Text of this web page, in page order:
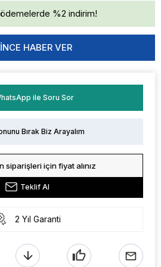
%2 indirim!
HABER VER
ile Soru Sor
Bırak Biz Arayalım
siparişleri için fiyat alınız
Teklif Al
2 Yıl Garanti